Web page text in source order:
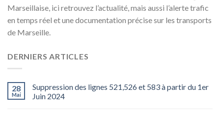
Marseillaise, ici retrouvez l’actualité, mais aussi l’alerte trafic
en temps réel et une documentation précise sur les transports
de Marseille.
DERNIERS ARTICLES
28
Mai
Suppression des lignes 521,526 et 583 à partir du 1er
Juin 2024